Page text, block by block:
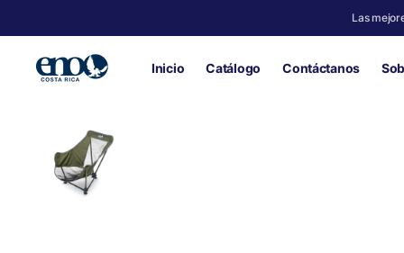
Las
Inicio Catálogo Contáctanos